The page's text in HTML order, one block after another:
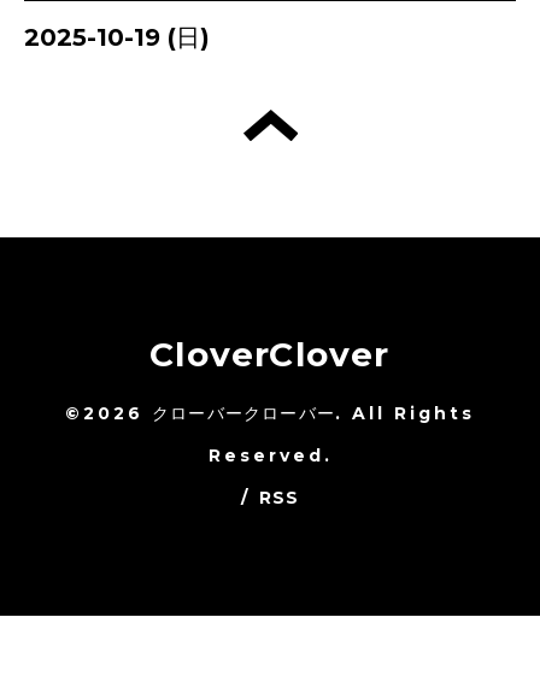
2025-10-19 (日)
CloverClover
©2026 クローバークローバー. All Rights
Reserved.
/ RSS